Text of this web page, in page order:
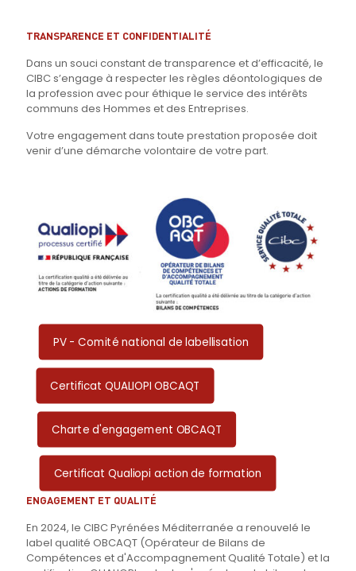
TRANSPARENCE ET CONFIDENTIALITÉ
Dans un souci constant de transparence et d’efficacité, le
CIBC s’engage à respecter les règles déontologiques de
la profession avec pour éthique le service des intérêts
communs des Hommes et des Entreprises.
Votre engagement dans toute prestation proposée doit
venir d’une démarche volontaire de votre part.
PV - Comité national de labellisation
Certificat QUALIOPI OBCAQT
Charte d'engagement OBCAQT
Certificat Qualiopi action de formation
ENGAGEMENT ET QUALITÉ
En 2024, le CIBC Pyrénées Méditerranée a renouvelé le
label qualité OBCAQT (Opérateur de Bilans de
Compétences et d'Accompagnement Qualité Totale) et la